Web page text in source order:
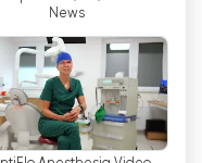
因此，该电视台定
示西里西亚省丰富
卡托维兹、格利
西米亚诺维采、拜
News